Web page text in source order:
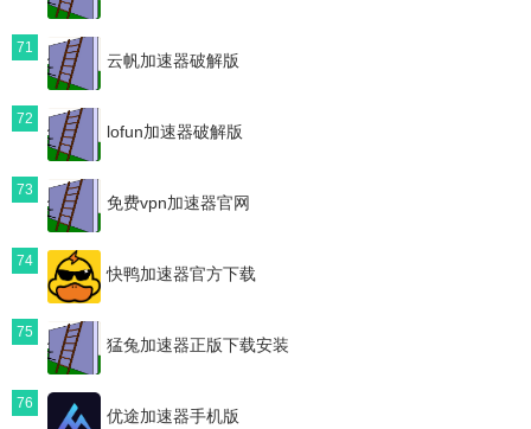
71
云帆加速器破解版
72
lofun加速器破解版
73
免费vpn加速器官网
74
快鸭加速器官方下载
75
猛兔加速器正版下载安装
76
优途加速器手机版